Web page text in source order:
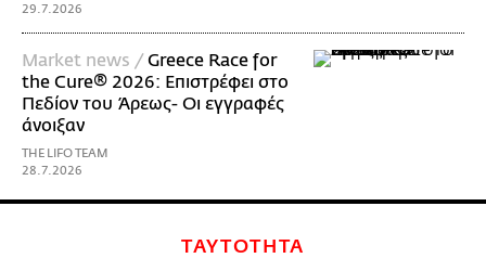
29.7.2026
Market news /Greece Race for
the Cure® 2026: Επιστρέφει στο
Πεδίον του Άρεως- Οι εγγραφές
άνοιξαν
THE LIFO TEAM
28.7.2026
ΤΑΥΤΟΤΗΤΑ